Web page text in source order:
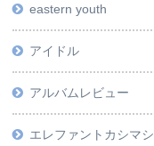
eastern youth
アイドル
アルバムレビュー
エレファントカシマシ